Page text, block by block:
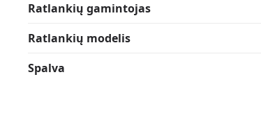
Ratlankių gamintojas
Ratlankių modelis
Spalva